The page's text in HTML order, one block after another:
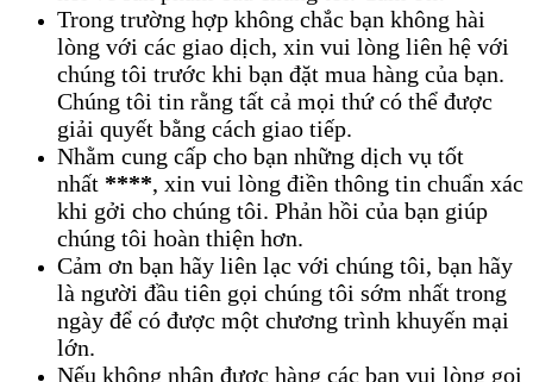
Trong trường hợp không chắc bạn không hài
lòng với các giao dịch, xin vui lòng liên hệ với
chúng tôi trước khi bạn đặt mua hàng của bạn.
Chúng tôi tin rằng tất cả mọi thứ có thể được
giải quyết bằng cách giao tiếp.
Nhằm cung cấp cho bạn những dịch vụ tốt
nhất ****, xin vui lòng điền thông tin chuẩn xác
khi gởi cho chúng tôi. Phản hồi của bạn giúp
chúng tôi hoàn thiện hơn.
Cảm ơn bạn hãy liên lạc với chúng tôi, bạn hãy
là người đầu tiên gọi chúng tôi sớm nhất trong
ngày để có được một chương trình khuyến mại
lớn.
Nếu không nhận được hàng các bạn vui lòng gọi